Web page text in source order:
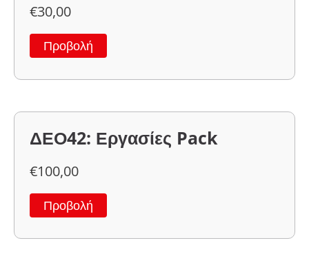
€30,00
Προβολή
ΔΕΟ42: Εργασίες Pack
€100,00
Προβολή